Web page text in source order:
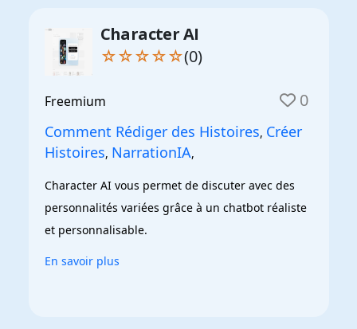
Character AI
☆☆☆☆☆(0)
Freemium 0
Comment Rédiger des Histoires, Créer
Histoires, NarrationIA,
Character AI vous permet de discuter avec des
personnalités variées grâce à un chatbot réaliste
et personnalisable.
En savoir plus